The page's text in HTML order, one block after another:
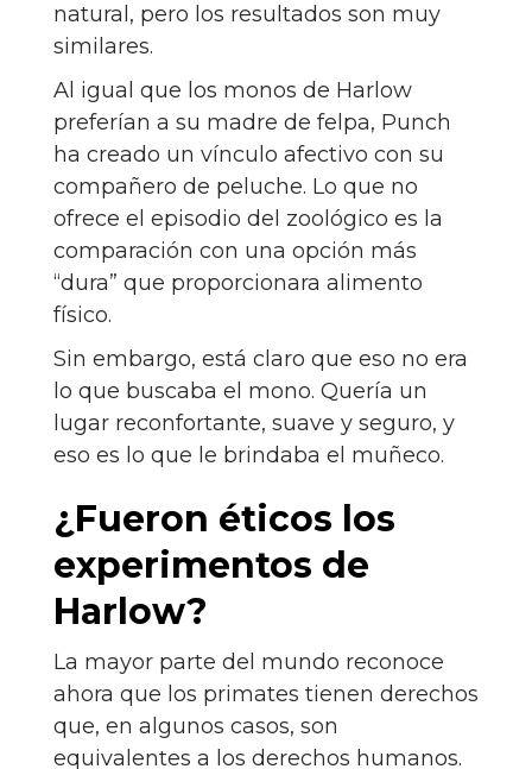
natural, pero los resultados son muy
similares.
Al igual que los monos de Harlow
preferían a su madre de felpa, Punch
ha creado un vínculo afectivo con su
compañero de peluche. Lo que no
ofrece el episodio del zoológico es la
comparación con una opción más
“dura” que proporcionara alimento
físico.
Sin embargo, está claro que eso no era
lo que buscaba el mono. Quería un
lugar reconfortante, suave y seguro, y
eso es lo que le brindaba el muñeco.
¿Fueron éticos los
experimentos de
Harlow?
La mayor parte del mundo reconoce
ahora que los primates tienen derechos
que, en algunos casos, son
equivalentes a los derechos humanos.